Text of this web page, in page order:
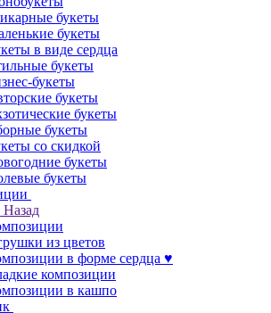
букеты
букеты
в виде сердца
букеты
букеты
букеты
букеты
букеты
со скидкой
букеты
букеты
Назад
из цветов
в форме сердца ♥
композиции
в кашпо